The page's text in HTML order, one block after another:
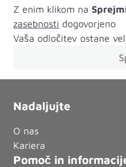
Z enim klikom na
zasebnosti dogovorjeno
Vaša odločitev ostane
Nadaljujte
O nas
Kariera
Pomoč in